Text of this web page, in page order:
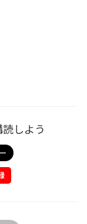
しよう